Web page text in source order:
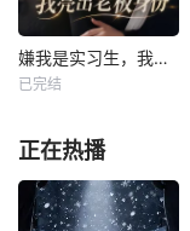
嫌我是实习生，我亮出老板身份
已完结
正在热播